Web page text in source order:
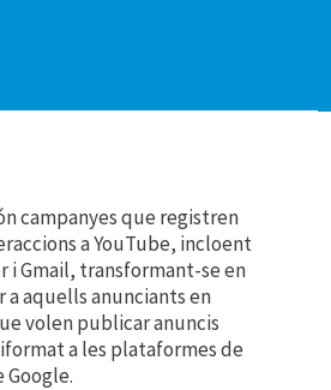
campanyes que registren
a YouTube, incloent
i Gmail, transformant-se en
a aquells anunciants en
volen publicar anuncis
a les plataformes de
Google.